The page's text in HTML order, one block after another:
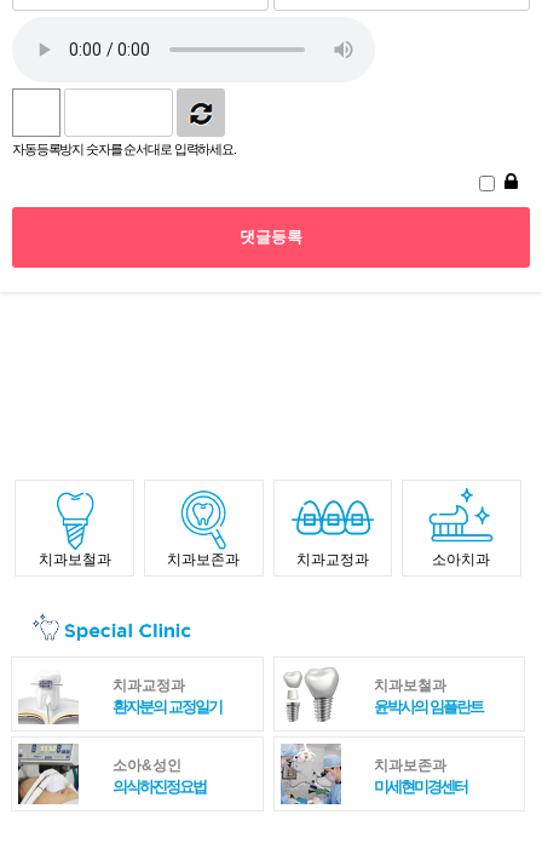
자동등록방지 숫자를 순서대로 입력하세요.
치과보철과 치과보존과 치과교정과 소아치과
치과교정과
환자분의 교정일기
치과보철과
윤박사의 임플란트
소아&성인
의식하진정요법
치과보존과
미세현미경센터